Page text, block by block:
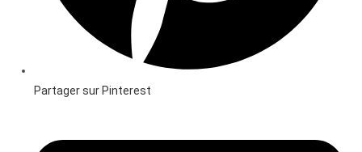
Partager sur Pinterest